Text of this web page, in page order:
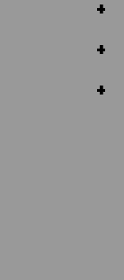
+
+
+